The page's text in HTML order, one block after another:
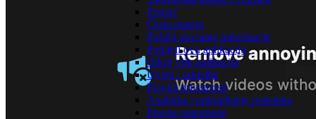
Pomoć
Česta pitanja
Pošalji povratne informacije
Podijeli ovu aplikaciju
Otkrij više aplikacija
Uvjeti i odredbe
Pravila privatnosti
Analitika i prikupljanje podataka
Pravne napomene